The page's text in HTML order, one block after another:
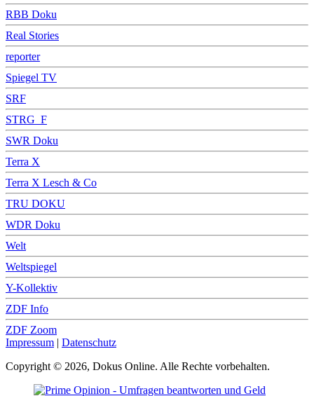
RBB Doku
Real Stories
reporter
Spiegel TV
SRF
STRG_F
SWR Doku
Terra X
Terra X Lesch & Co
TRU DOKU
WDR Doku
Welt
Weltspiegel
Y-Kollektiv
ZDF Info
ZDF Zoom
Impressum | Datenschutz
Copyright © 2026, Dokus Online. Alle Rechte vorbehalten.